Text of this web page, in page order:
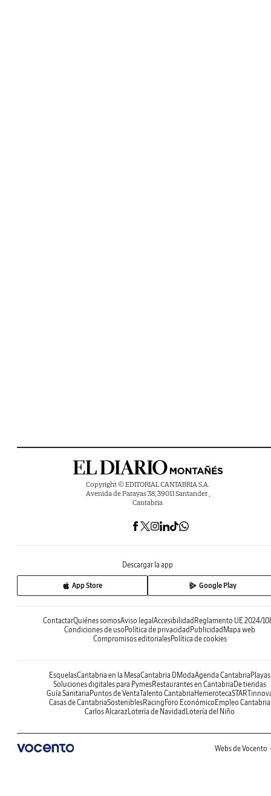
Copyright © EDITORIAL CANTABRIA S.A.
Avenida de Parayas 38, 39011 Santander ,
Cantabria
Descargar la app
App Store Google Play
ContactarQuiénes somosAviso legalAccesibilidadReglamento UE 2024/
Condiciones de usoPolítica de privacidadPublicidadMapa web
Compromisos editorialesPolítica de cookies
EsquelasCantabria en la MesaCantabria DModaAgenda CantabriaPlayas
Soluciones digitales para PymesRestaurantes en CantabriaDe tiendas
Guía SanitariaPuntos de VentaTalento CantabriaHemeroteca
Casas de CantabriaSosteniblesRacingForo EconómicoEmpleo Cantabria
Carlos AlcarazLotería de NavidadLotería del Niño
Webs de Vocento